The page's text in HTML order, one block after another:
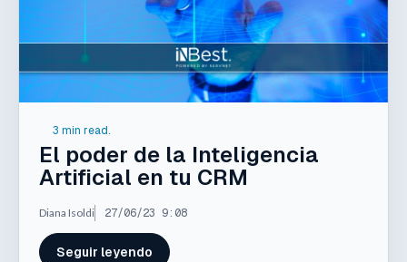
3 min read.
El poder de la Inteligencia
Artificial en tu CRM
Diana Isoldi 27/06/23 9:08
Seguir leyendo